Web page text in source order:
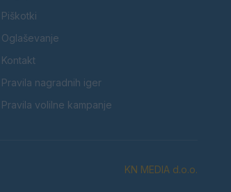
Piškotki
Oglaševanje
Kontakt
Pravila nagradnih iger
Pravila volilne kampanje
KN MEDIA d.o.o.